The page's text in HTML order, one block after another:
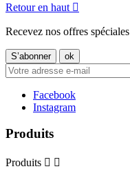
Retour en haut 
Recevez nos offres spéciales
Facebook
Instagram
Produits
Produits  